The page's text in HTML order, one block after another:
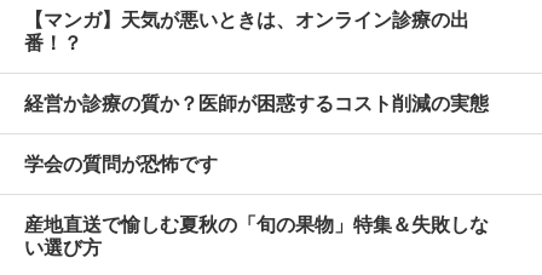
【マンガ】天気が悪いときは、オンライン診療の出
番！？
経営か診療の質か？医師が困惑するコスト削減の実態
学会の質問が恐怖です
産地直送で愉しむ夏秋の「旬の果物」特集＆失敗しな
い選び方